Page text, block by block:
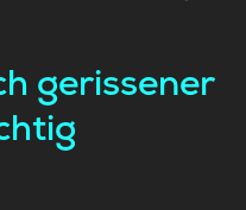
gerissener